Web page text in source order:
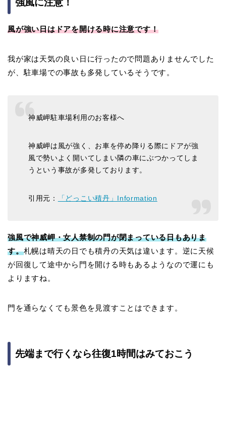
強風に注意！
風が強い日はドアを開ける時に注意です！
我が家は天気の良い日に行ったので問題ありませんでした
が、駐車場での事故も多発しているそうです。
神威岬駐車場利用のお客様へ
神威岬は風が強く、お車を停め降りる際にドアが強
風で勢いよく開いてしまい隣の車にぶつかってしま
うという事故が多発しております。
引用元： 「どっこい積丹」Information
強風で神威岬・女人禁制の門が閉まっている日もありま
す。札幌は晴天の日でも積丹の天気は違います。逆に天候
が回復して途中から門を開ける時もあるようなので運にも
よりますね。
門を通らなくても景色を見渡すことはできます。
先端まで行くなら往復1時間はみておこう